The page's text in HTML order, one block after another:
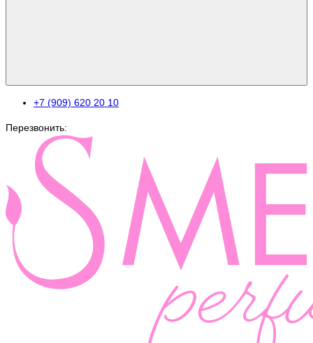
+7 (909) 620 20 10
Перезвонить: